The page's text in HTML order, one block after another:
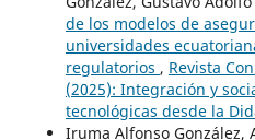
de los modelos de
universidades
regulatorios , Revista
(2025): Integración y
tecnológicas desde la
Iruma Alfonso González,